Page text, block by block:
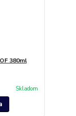
380ml
Skladom